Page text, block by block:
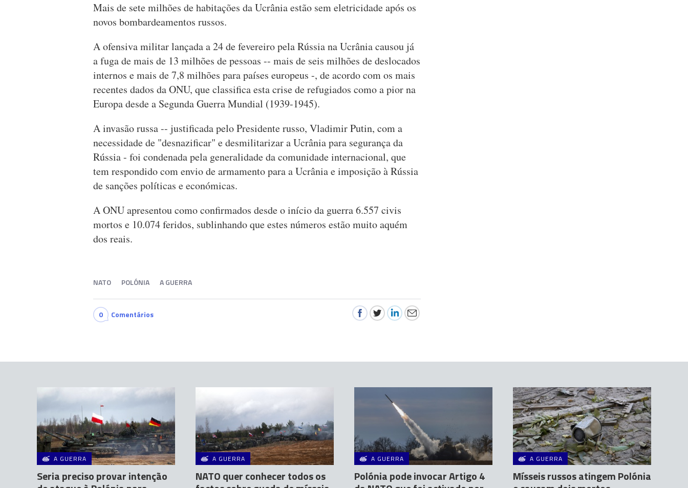
Mais de sete milhões de habitações da Ucrânia estão sem eletricidade após os
novos bombardeamentos russos.
A ofensiva militar lançada a 24 de fevereiro pela Rússia na Ucrânia causou já
a fuga de mais de 13 milhões de pessoas -- mais de seis milhões de deslocados
internos e mais de 7,8 milhões para países europeus -, de acordo com os mais
recentes dados da ONU, que classifica esta crise de refugiados como a pior na
Europa desde a Segunda Guerra Mundial (1939-1945).
A invasão russa -- justificada pelo Presidente russo, Vladimir Putin, com a
necessidade de "desnazificar" e desmilitarizar a Ucrânia para segurança da
Rússia - foi condenada pela generalidade da comunidade internacional, que
tem respondido com envio de armamento para a Ucrânia e imposição à Rússia
de sanções políticas e económicas.
A ONU apresentou como confirmados desde o início da guerra 6.557 civis
mortos e 10.074 feridos, sublinhando que estes números estão muito aquém
dos reais.
NATO POLÓNIA A GUERRA
0 Comentários
A GUERRA
Seria preciso provar intenção
A GUERRA
NATO quer conhecer todos os
A GUERRA
Polónia pode invocar Artigo 4
A GUERRA
Mísseis russos atingem Polónia